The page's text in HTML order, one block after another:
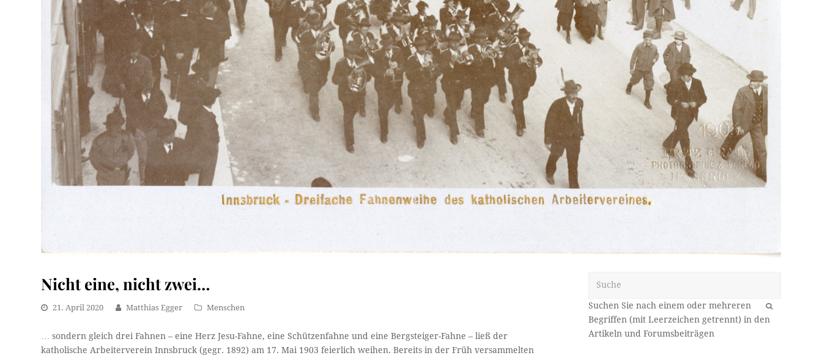
Nicht eine, nicht zwei…
21. April 2020 Matthias Egger Menschen
… sondern gleich drei Fahnen – eine Herz Jesu-Fahne, eine Schützenfahne und eine Bergsteiger-Fahne – ließ der
katholische Arbeiterverein Innsbruck (gegr. 1892) am 17. Mai 1903 feierlich weihen. Bereits in der Früh versammelten
OK